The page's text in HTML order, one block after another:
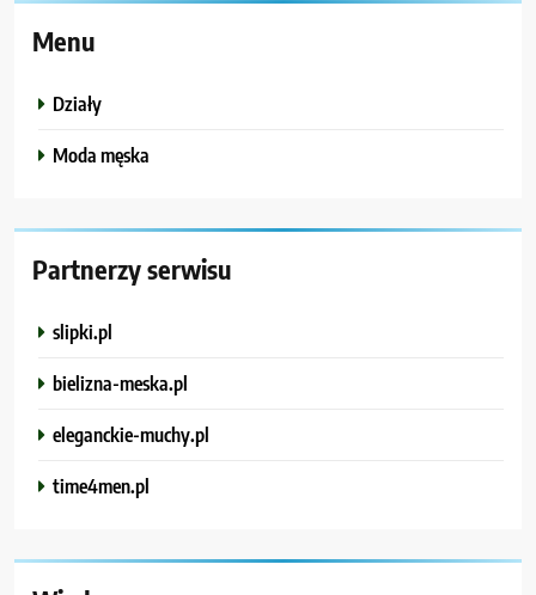
Menu
Działy
Moda męska
Partnerzy serwisu
slipki.pl
bielizna-meska.pl
eleganckie-muchy.pl
time4men.pl